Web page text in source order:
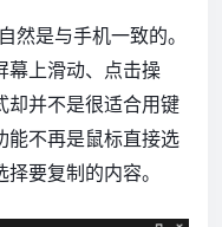
是与手机一致的。
幕上滑动、点击操
却并不是很适合用键
能不再是鼠标直接选
要复制的内容。